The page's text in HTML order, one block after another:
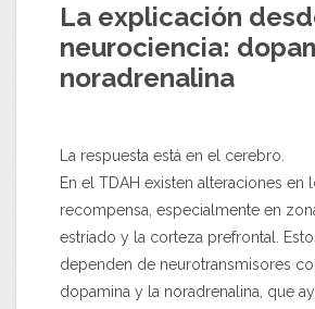
La explicación
neurociencia:
noradrenalina
La respuesta está en el cerebro.
En el TDAH existen alteraciones en
recompensa, especialmente en
estriado y la corteza prefrontal.
dependen de neurotransmisores
dopamina y la noradrenalina, que